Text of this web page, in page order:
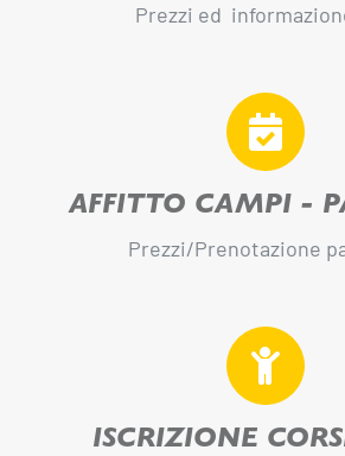
Prezzi ed
AFFITTO CAMPI -
Prezzi/Prenotazione
ISCRIZIONE